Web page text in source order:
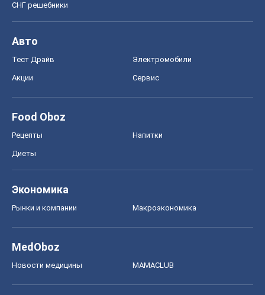
СНГ решебники
Авто
Тест Драйв Электромобили
Акции Сервис
Food Oboz
Рецепты Напитки
Диеты
Экономика
Рынки и компании Mакроэкономика
MedOboz
Новости медицины MAMACLUB